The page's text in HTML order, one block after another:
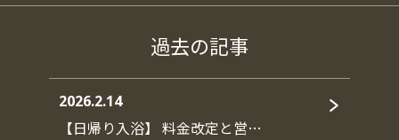
過去の記事
2026.2.14
【日帰り入浴】 料金改定と営…